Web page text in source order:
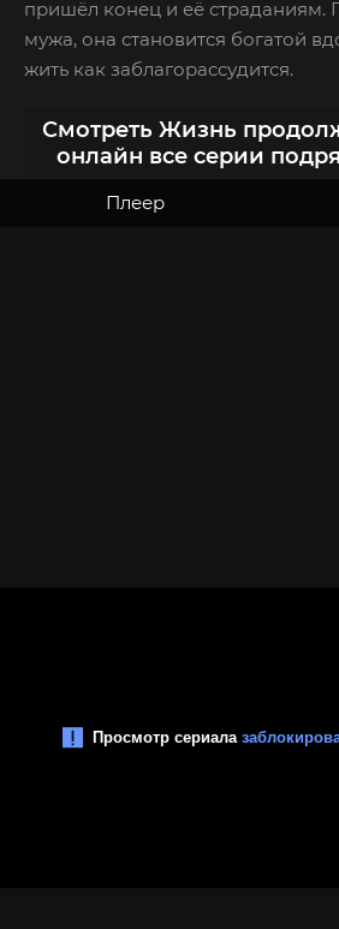
пришёл конец и её страданиям.
мужа, она становится богатой
жить как заблагорассудится.
Смотреть Жизнь
онлайн все серии
Плеер